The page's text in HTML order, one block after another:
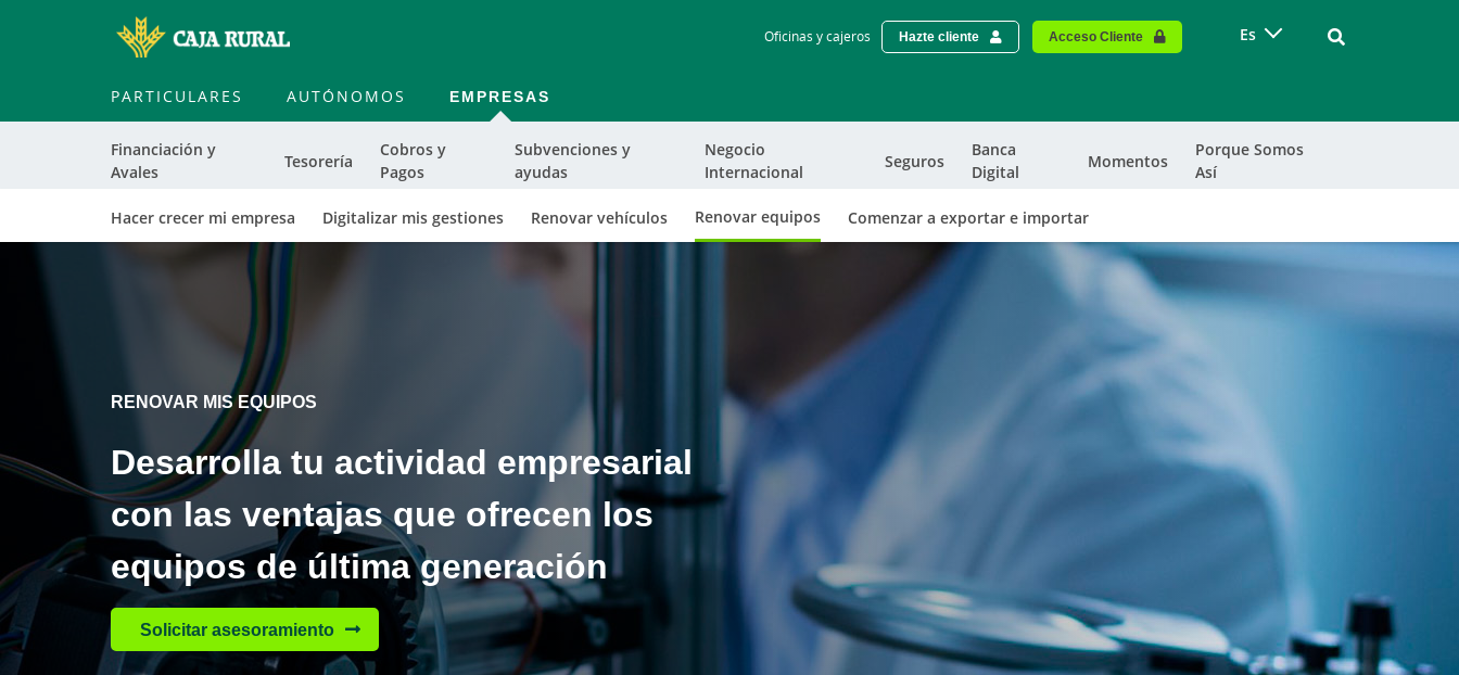
Oficinas y cajeros Hazte cliente Acceso Cliente Es Vinculo -
PARTICULARES AUTÓNOMOS EMPRESAS
Financiación y
Avales
Tesorería
Cobros y
Pagos
Subvenciones y
ayudas
Negocio
Internacional
Seguros
Banca
Digital
Momentos
Hacer crecer mi empresa Digitalizar mis gestiones Renovar vehículos Renovar equipos Comenzar a exportar e importar
Porque Somos
Así
RENOVAR MIS EQUIPOS
Desarrolla tu actividad empresarial
con las ventajas que ofrecen los
equipos de última generación
Solicitar asesoramiento